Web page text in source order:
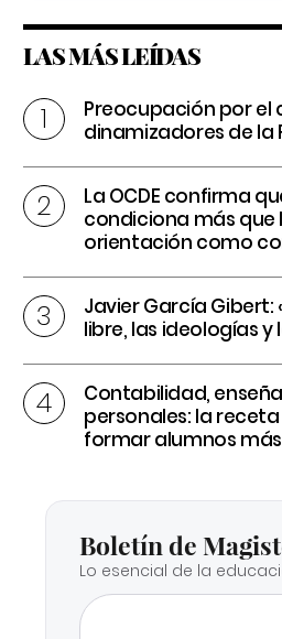
LAS MÁS LEÍDAS
Preocupación por el
dinamizadores de la
La OCDE confirma
condiciona más que
orientación como
Javier García Gibert:
libre, las ideologías
Contabilidad,
personales: la
formar alumnos
Boletín de
Lo esencial de la